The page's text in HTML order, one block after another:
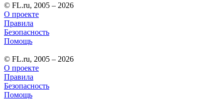
© FL.ru, 2005 – 2026
О проекте
Правила
Безопасность
Помощь
© FL.ru, 2005 – 2026
О проекте
Правила
Безопасность
Помощь